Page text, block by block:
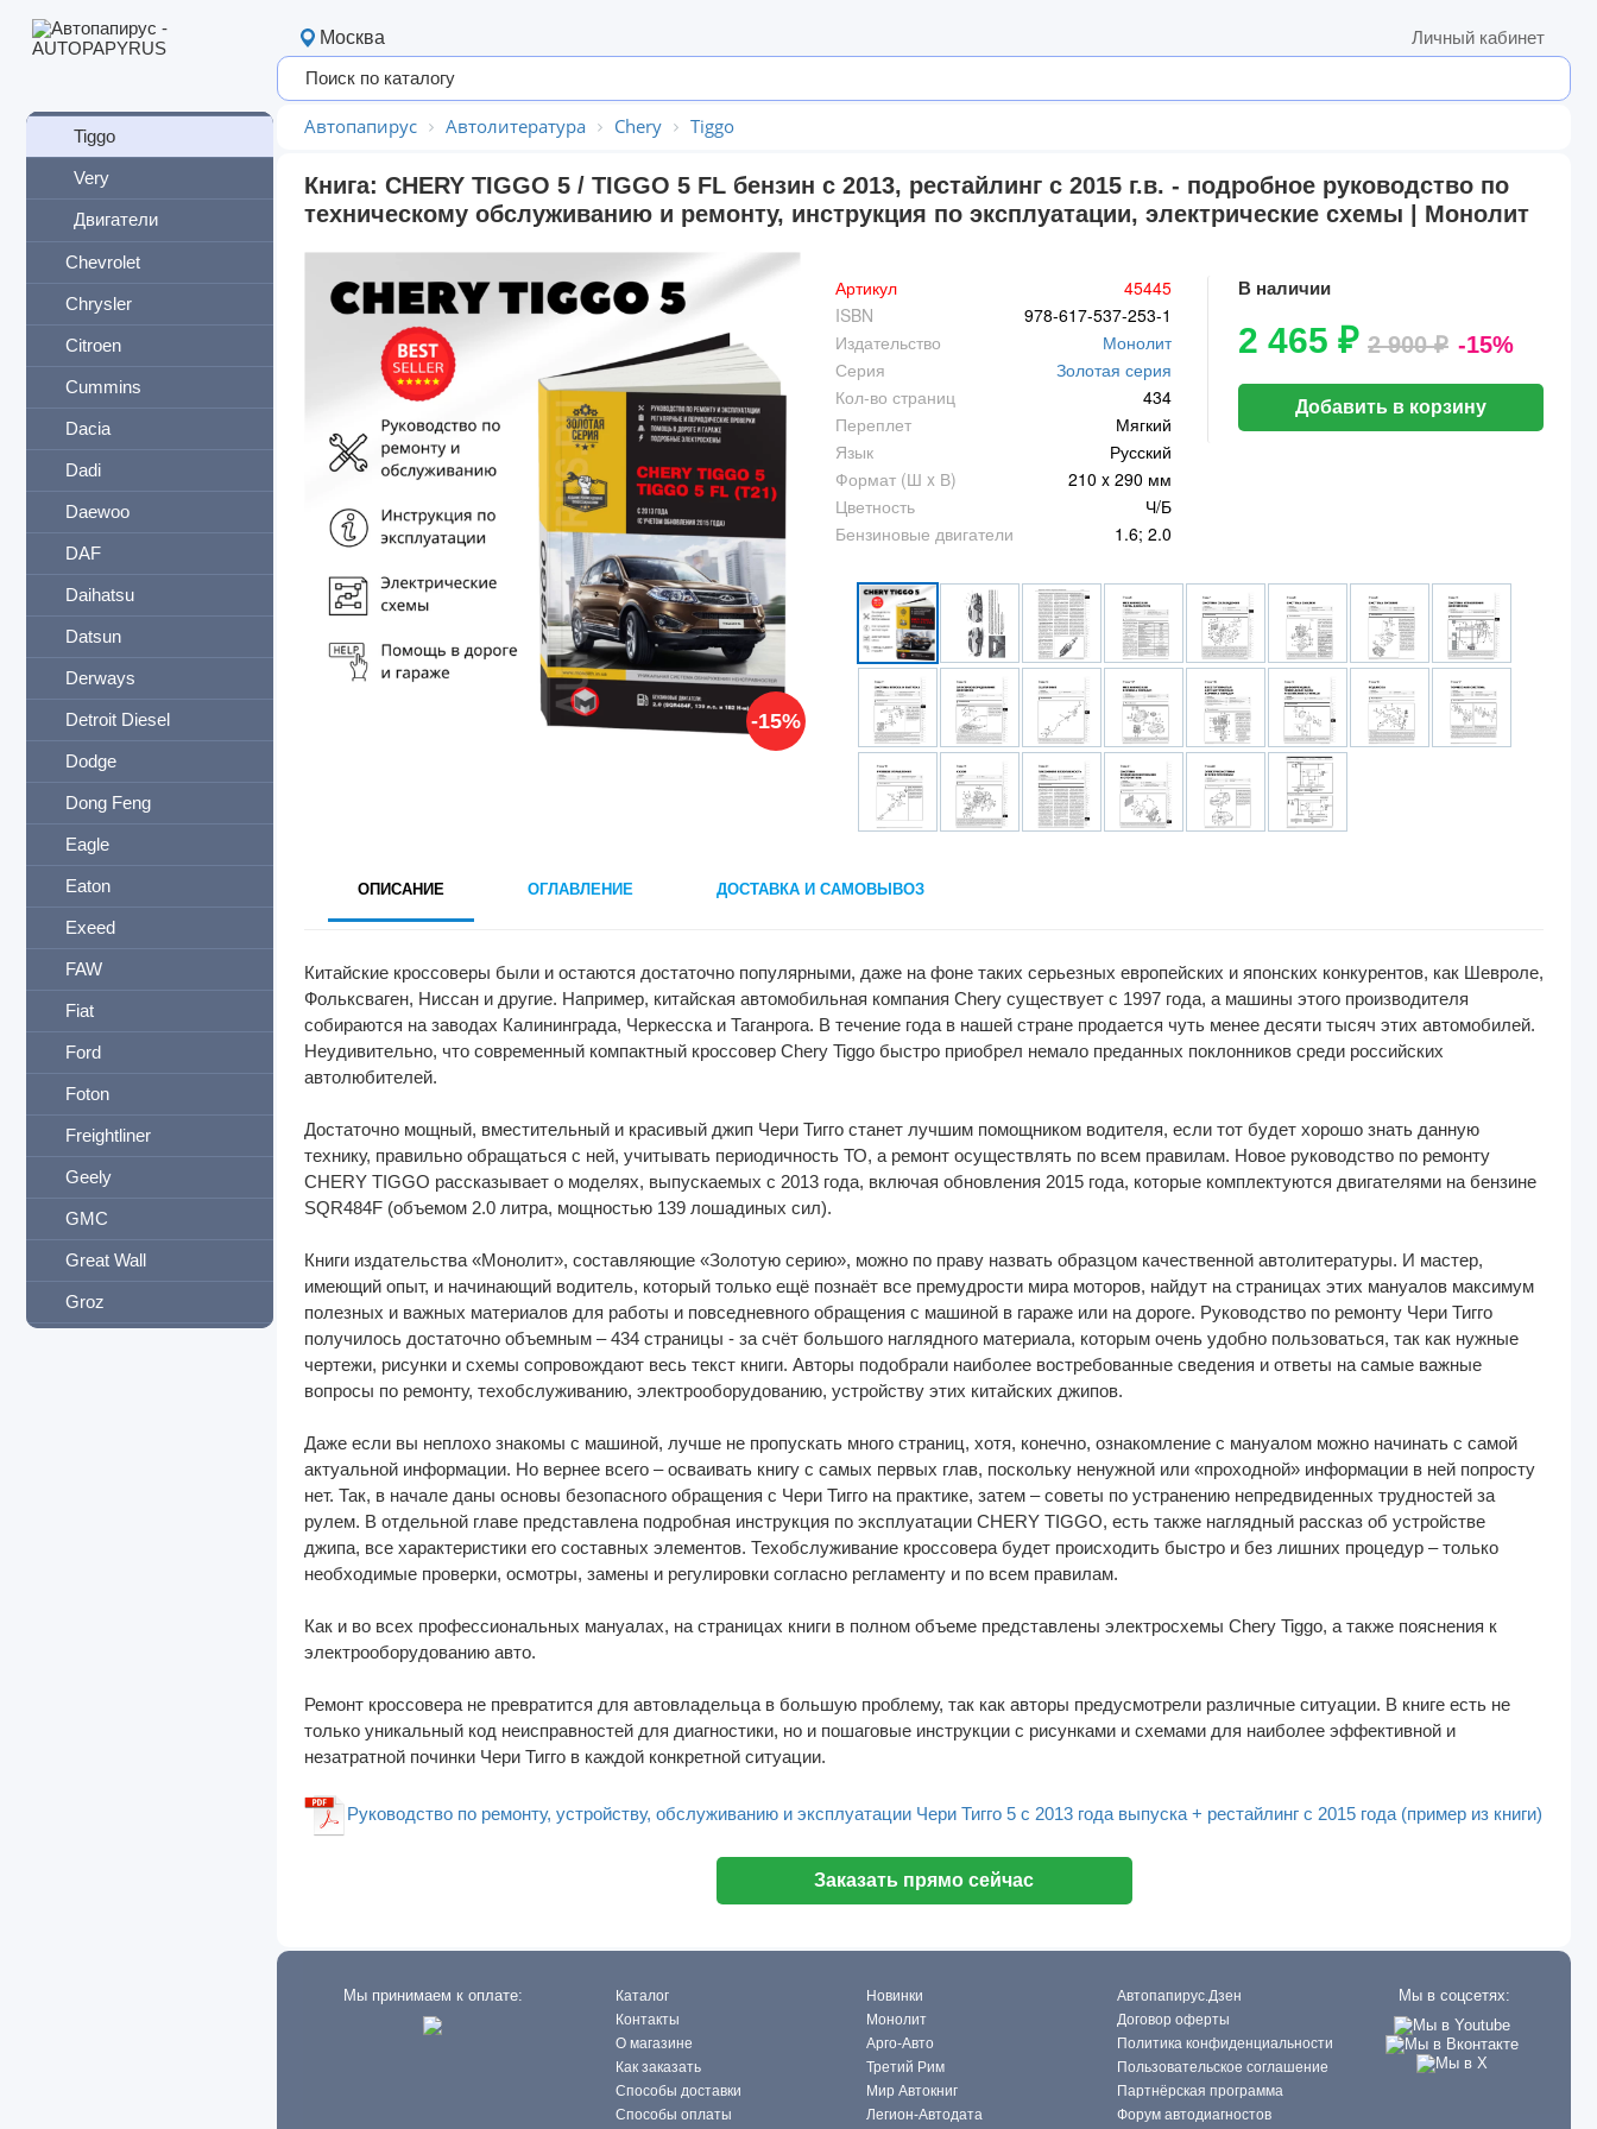
QQ
Tiggo
Very
Двигатели
Chevrolet
Chrysler
Citroen
Cummins
Dacia
Dadi
Daewoo
DAF
Daihatsu
Datsun
Derways
Detroit Diesel
Dodge
Dong Feng
Eagle
Eaton
Exeed
FAW
Fiat
Ford
Foton
Freightliner
Geely
GMC
Great Wall
Groz
Москва Личный кабинет
Автопапирус Автолитература Chery Tiggo
Книга: CHERY TIGGO 5 / TIGGO 5 FL бензин с 2013, рестайлинг с 2015 г.в. - подробное руководство по
техническому обслуживанию и ремонту, инструкция по эксплуатации, электрические схемы | Монолит
-15%
Артикул
45445
ISBN
978-617-537-253-1
Издательство
Монолит
Серия
Золотая серия
Кол-во страниц
434
Переплет
Мягкий
Язык
Русский
Формат (Ш x В)
210 x 290 мм
Цветность
Ч/Б
Бензиновые двигатели
1.6; 2.0
В наличии
2 465 ₽2 900 ₽ -15%
Добавить в корзину
ОПИСАНИЕ ОГЛАВЛЕНИЕ ДОСТАВКА И САМОВЫВОЗ
Китайские кроссоверы были и остаются достаточно популярными, даже на фоне таких серьезных европейских и японских конкурентов, как Шевроле,
Фольксваген, Ниссан и другие. Например, китайская автомобильная компания Chery существует с 1997 года, а машины этого производителя
собираются на заводах Калининграда, Черкесска и Таганрога. В течение года в нашей стране продается чуть менее десяти тысяч этих автомобилей.
Неудивительно, что современный компактный кроссовер Chery Tiggo быстро приобрел немало преданных поклонников среди российских
автолюбителей.
Достаточно мощный, вместительный и красивый джип Чери Тигго станет лучшим помощником водителя, если тот будет хорошо знать данную
технику, правильно обращаться с ней, учитывать периодичность ТО, а ремонт осуществлять по всем правилам. Новое руководство по ремонту
CHERY TIGGO рассказывает о моделях, выпускаемых с 2013 года, включая обновления 2015 года, которые комплектуются двигателями на бензине
SQR484F (объемом 2.0 литра, мощностью 139 лошадиных сил).
Книги издательства «Монолит», составляющие «Золотую серию», можно по праву назвать образцом качественной автолитературы. И мастер,
имеющий опыт, и начинающий водитель, который только ещё познаёт все премудрости мира моторов, найдут на страницах этих мануалов максимум
полезных и важных материалов для работы и повседневного обращения с машиной в гараже или на дороге. Руководство по ремонту Чери Тигго
получилось достаточно объемным – 434 страницы - за счёт большого наглядного материала, которым очень удобно пользоваться, так как нужные
чертежи, рисунки и схемы сопровождают весь текст книги. Авторы подобрали наиболее востребованные сведения и ответы на самые важные
вопросы по ремонту, техобслуживанию, электрооборудованию, устройству этих китайских джипов.
Даже если вы неплохо знакомы с машиной, лучше не пропускать много страниц, хотя, конечно, ознакомление с мануалом можно начинать с самой
актуальной информации. Но вернее всего – осваивать книгу с самых первых глав, поскольку ненужной или «проходной» информации в ней попросту
нет. Так, в начале даны основы безопасного обращения с Чери Тигго на практике, затем – советы по устранению непредвиденных трудностей за
рулем. В отдельной главе представлена подробная инструкция по эксплуатации CHERY TIGGO, есть также наглядный рассказ об устройстве
джипа, все характеристики его составных элементов. Техобслуживание кроссовера будет происходить быстро и без лишних процедур – только
необходимые проверки, осмотры, замены и регулировки согласно регламенту и по всем правилам.
Как и во всех профессиональных мануалах, на страницах книги в полном объеме представлены электросхемы Chery Tiggo, а также пояснения к
электрооборудованию авто.
Ремонт кроссовера не превратится для автовладельца в большую проблему, так как авторы предусмотрели различные ситуации. В книге есть не
только уникальный код неисправностей для диагностики, но и пошаговые инструкции с рисунками и схемами для наиболее эффективной и
незатратной починки Чери Тигго в каждой конкретной ситуации.
Руководство по ремонту, устройству, обслуживанию и эксплуатации Чери Тигго 5 с 2013 года выпуска + рестайлинг с 2015 года (пример из книги)
Заказать прямо сейчас
Мы принимаем к оплате:
Каталог
Контакты
О магазине
Как заказать
Способы доставки
Способы оплаты
Новинки
Монолит
Арго-Авто
Третий Рим
Мир Автокниг
Легион-Автодата
Автопапирус.Дзен
Договор оферты
Политика конфиденциальности
Пользовательское соглашение
Партнёрская программа
Форум автодиагностов
Мы в соцсетях: